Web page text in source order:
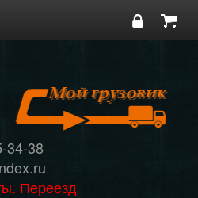
34-38
Переезд